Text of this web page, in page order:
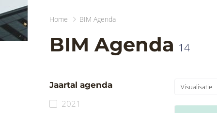
Home BIM Agenda
BIM Agenda 14
Jaartal agenda
2021
Visualisatie